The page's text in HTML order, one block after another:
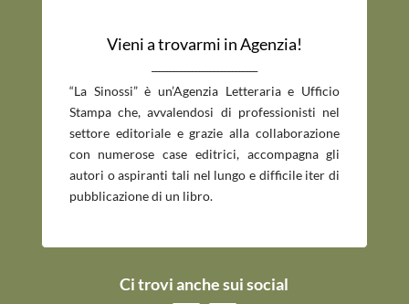
Vieni a trovarmi in Agenzia!
“La Sinossi” è un’Agenzia Letteraria e Ufficio
Stampa che, avvalendosi di professionisti nel
settore editoriale e grazie alla collaborazione
con numerose case editrici, accompagna gli
autori o aspiranti tali nel lungo e difficile iter di
pubblicazione di un libro.
Ci trovi anche sui social